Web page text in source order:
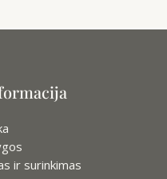
ir surinkimas